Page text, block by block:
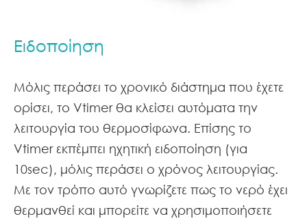
Ειδοποίηση
Μόλις περάσει το χρονικό διάστημα που έχετε
ορίσει, το Vtimer θα κλείσει αυτόματα την
λειτουργία του θερμοσίφωνα. Επίσης το
Vtimer εκπέμπει ηχητική ειδοποίηση (για
10sec), μόλις περάσει ο χρόνος λειτουργίας.
Με τον τρόπο αυτό γνωρίζετε πως το νερό έχει
θερμανθεί και μπορείτε να χρησιμοποιήσετε